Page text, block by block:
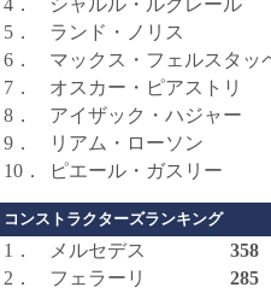
5．
ランド・ノリス
6．
マックス・フェルスタッ
7．
オスカー・ピアストリ
8．
アイザック・ハジャー
9．
リアム・ローソン
10．
ピエール・ガスリー
コンストラクターズランキング
1． メルセデス
358
2．
フェラーリ
285